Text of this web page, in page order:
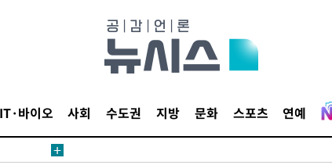
IT·바이오 사회 수도권 지방 문화 스포츠 연예
망
수수색